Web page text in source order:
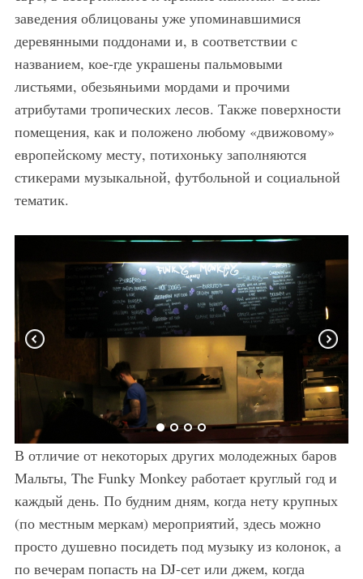
заведения облицованы уже упоминавшимися
деревянными поддонами и, в соответствии с
названием, кое-где украшены пальмовыми
листьями, обезьяньими мордами и прочими
атрибутами тропических лесов. Также поверхности
помещения, как и положено любому «движовому»
европейскому месту, потихоньку заполняются
стикерами музыкальной, футбольной и социальной
тематик.
В отличие от некоторых других молодежных баров
Мальты, The Funky Monkey работает круглый год и
каждый день. По будним дням, когда нету крупных
(по местным меркам) мероприятий, здесь можно
просто душевно посидеть под музыку из колонок, а
по вечерам попасть на DJ-сет или джем, когда